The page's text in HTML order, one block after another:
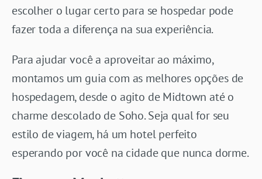
escolher o lugar certo para se hospedar pode
fazer toda a diferença na sua experiência.
Para ajudar você a aproveitar ao máximo,
montamos um guia com as melhores opções de
hospedagem, desde o agito de Midtown até o
charme descolado de Soho. Seja qual for seu
estilo de viagem, há um hotel perfeito
esperando por você na cidade que nunca dorme.